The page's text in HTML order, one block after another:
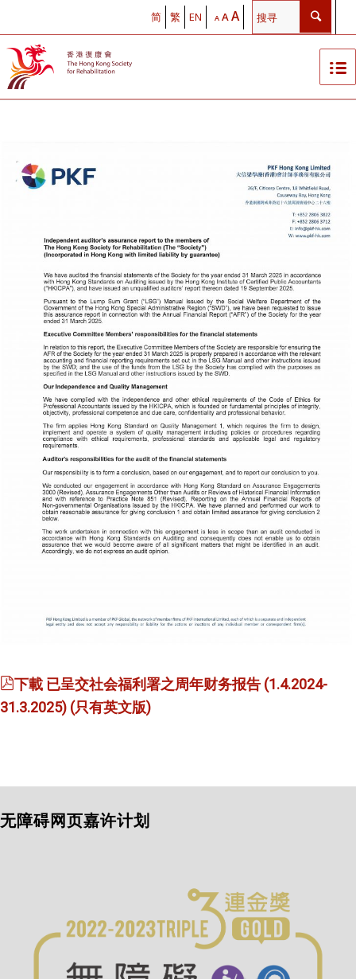
简 繁 EN A AA
下載 已呈交社会福利署之周年财务报告 (1.4.2024-
31.3.2025) (只有英文版)
无障碍网页嘉许计划